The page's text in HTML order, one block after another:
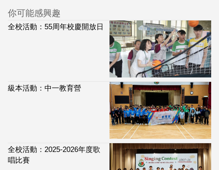
你可能感興趣
全校活動：55周年校慶開放日
級本活動：中一教育營
全校活動：2025-2026年度歌
唱比賽